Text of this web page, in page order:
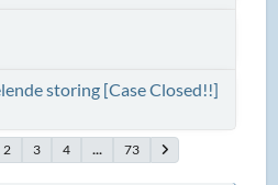
storing [Case Closed!!]
2 3 4 ... 73